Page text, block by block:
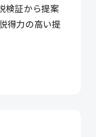
検証から提案
得力の高い提